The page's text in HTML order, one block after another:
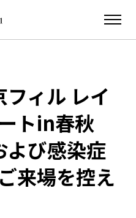
フィル レイ
トin春秋
よび感染症
来場を控え